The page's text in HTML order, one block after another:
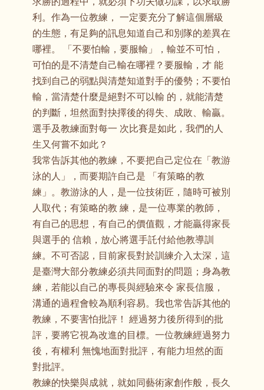
利。作為一位教練， 一定要充分了解這個層級
的生態，有足夠的訊息知道自己和別隊的差異在
哪裡。 「不要怕輸，要服輸」，輸並不可怕，
可怕的是不清楚自己輸在哪裡？要服輸，才 能
找到自己的弱點與清楚知道對手的優勢；不要怕
輸，當清楚什麼是絕對不可以輸 的，就能清楚
的判斷，坦然面對抉擇後的得失、成敗、輸贏。
選手及教練面對每一 次比賽是如此，我們的人
生又何嘗不如此？
我常告訴其他的教練，不要把自己定位在「教游
泳的人」，而要期許自己是 「有策略的教
練」。教游泳的人，是一位技術匠，隨時可被別
人取代；有策略的教 練，是一位專業的教師，
有自己的思想，有自己的價值觀，才能贏得家長
與選手的 信賴，放心將選手託付給他教導訓
練。不可否認，目前家長對於訓練介入太深，這
是臺灣大部分教練必須共同面對的問題；身為教
練，若能以自己的專長與經驗來令 家長信服，
溝通的過程會較為順利容易。我也常告訴其他的
教練，不要害怕批評！ 經過努力後所得到的批
評，要將它視為改進的目標。一位教練經過努力
後，有權利 無愧地面對批評，有能力坦然的面
對批評。
教練的快樂與成就，就如同藝術家創作般，長久